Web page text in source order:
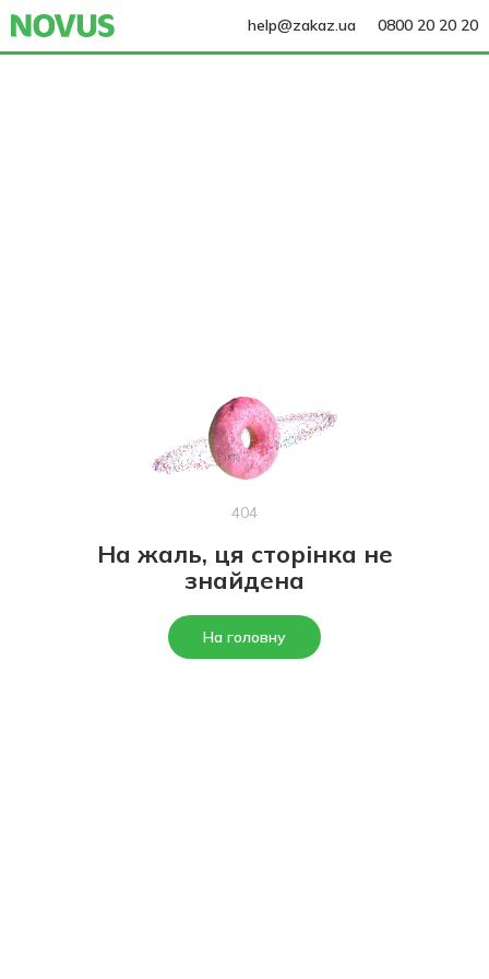
help@zakaz.ua 0800 20 20 20
404
На жаль, ця сторінка не
знайдена
На головну